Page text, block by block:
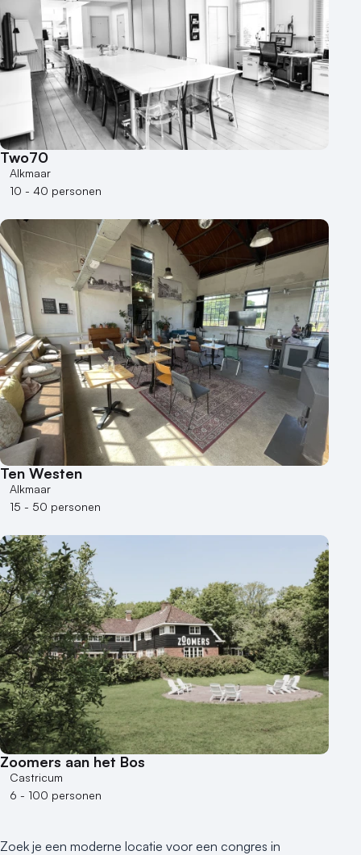
Two70
Alkmaar
10 - 40 personen
Ten Westen
Alkmaar
15 - 50 personen
Zoomers aan het Bos
Castricum
6 - 100 personen
Zoek je een moderne locatie voor een congres in